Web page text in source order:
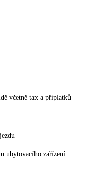
včetně tax a příplatků
ubytovacího zařízení